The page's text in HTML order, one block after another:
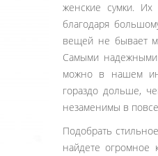
женские сумки. Их
благодаря
вещей не бывает
Самыми
можно в нашем
гораздо дольше,
незаменимы в
Подобрать
найдете огромное